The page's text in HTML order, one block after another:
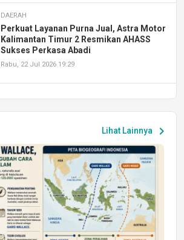
DAERAH
Perkuat Layanan Purna Jual, Astra Motor
Kalimantan Timur 2 Resmikan AHASS
Sukses Perkasa Abadi
Rabu, 22 Jul 2026 19:29
Peluang Kerja dan Magang
Jumat, 17 Jul 2026 22:30
DAERAH
Astra Motor Kalimantan Timur 2 Dukung
Mahasiswa Samarinda dalam Astra
Honda SDGs Future Leaders 2026
Jumat, 10 Jul 2026 19:01
Lihat Lainnya chevron_right